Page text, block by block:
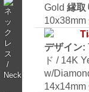
Gold縁
10x38mm
デザイン:
ド / 14K
w/
14x14mm